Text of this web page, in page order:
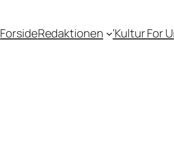
ForsideRedaktionen ‘Kultur For